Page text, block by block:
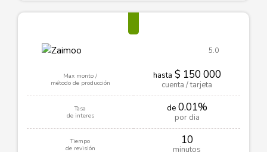
5.0
Max monto /
método de producción
hasta $ 150 000
cuenta / tarjeta
Tasa
de interes
de0.01%
por dia
Tiempo
de revisión
10
minutos